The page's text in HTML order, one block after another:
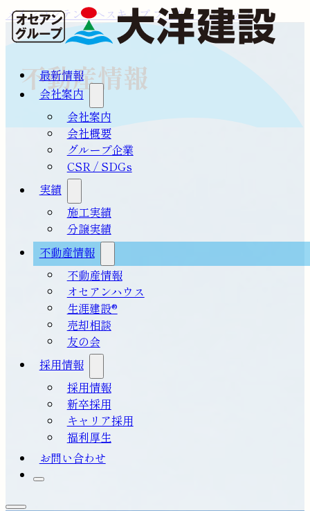
メインコンテンツへスキップフッターへスキップ
最新情報
会社案内
会社案内
会社概要
グループ企業
CSR / SDGs
実績
施工実績
分譲実績
不動産情報
不動産情報
オセアンハウス
生涯建設®
売却相談
友の会
採用情報
採用情報
新卒採用
キャリア採用
福利厚生
お問い合わせ
不動産情報